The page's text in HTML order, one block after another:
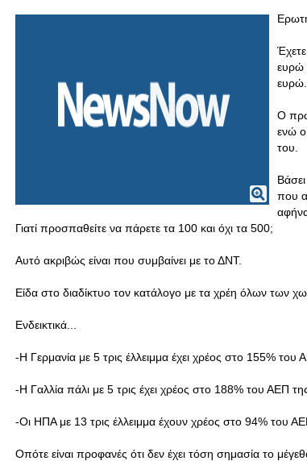
ευρώ
ευρώ.
Ο
ενώ ο
του.
που
Γιατί προσπαθείτε να πάρετε τα 100 και όχι τα 500;
Αυτό ακριβώς είναι που συμβαίνει με το ΔΝΤ.
Είδα στο διαδίκτυο τον κατάλογο με τα χρέη όλων των
Ενδεικτικά...
-Η Γερμανία με 5 τρις έλλειμμα έχει χρέος στο 155% του
-Η Γαλλία πάλι με 5 τρις έχει χρέος στο 188% του ΑΕΠ
-Οι ΗΠΑ με 13 τρις έλλειμμα έχουν χρέος στο 94% του
Οπότε είναι προφανές ότι δεν έχει τόση σημασία το